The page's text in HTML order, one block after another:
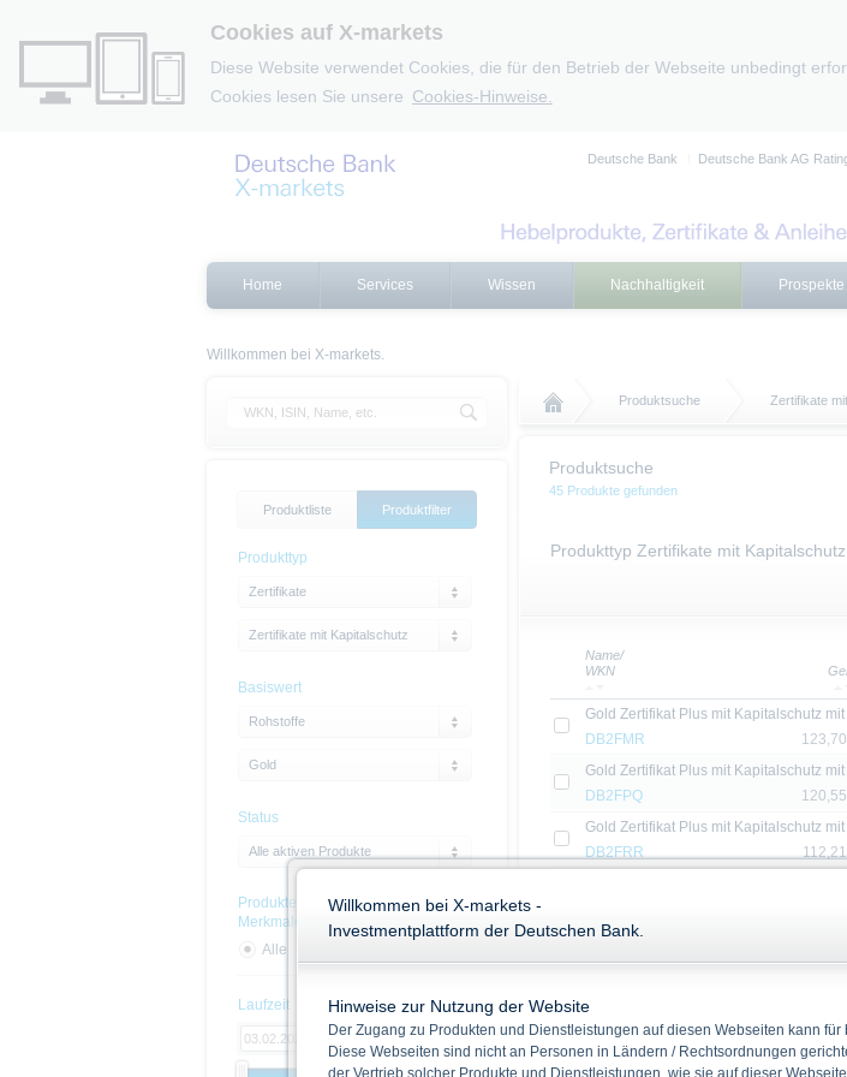
Cookies auf X-markets
Diese Website verwendet Cookies, die für den Betrieb der Webseite unbedingt
Cookies lesen Sie unsere Cookies-Hinweise.
Deutsche Bank Deutsche Bank AG
Home Services Wissen Nachhaltigkeit Prospekte
Willkommen bei X-markets.
Produktsuche Zertifikate
Produktsuche
45 Produkte gefunden
Produkttyp Zertifikate mit
Name/
WKN
Gold Zertifikat Plus mit Kapitalschutz mit
DB2FMR
Gold Zertifikat Plus mit Kapitalschutz mit
DB2FPQ
Gold Zertifikat Plus mit Kapitalschutz mit
DB2FRR
Gold Zertifikat Plus mit Kapitalschutz mit
DB2FSC
DB2FSJ
113,570
Gold Zertifikat Plus mit Kapitalschutz mit
Produktliste Produktfilter
Produkttyp
Zertifikate
Zertifikate mit Kapitalschutz
Basiswert
Rohstoffe
Gold
Status
Alle aktiven Produkte
Produkte mit Nachhaltigskeits-
Merkmalen
Alle
Laufzeit
Willkommen bei X-markets -
Investmentplattform der Deutschen Bank.
Hinweise zur Nutzung der Website
Der Zugang zu Produkten und Dienstleistungen auf diesen Webseiten kann
Diese Webseiten sind nicht an Personen in Ländern / Rechtsordnungen
der Vertrieb solcher Produkte und Dienstleistungen, wie sie auf dieser